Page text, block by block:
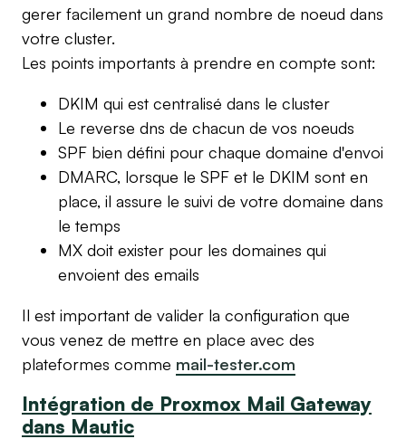
gerer facilement un grand nombre de noeud dans
votre cluster.
Les points importants à prendre en compte sont:
DKIM qui est centralisé dans le cluster
Le reverse dns de chacun de vos noeuds
SPF bien défini pour chaque domaine d'envoi
DMARC, lorsque le SPF et le DKIM sont en
place, il assure le suivi de votre domaine dans
le temps
MX doit exister pour les domaines qui
envoient des emails
Il est important de valider la configuration que
vous venez de mettre en place avec des
plateformes comme mail-tester.com
Intégration de Proxmox Mail Gateway
dans Mautic